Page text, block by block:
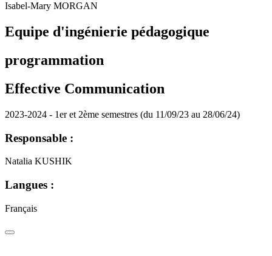
Isabel-Mary MORGAN
Equipe d'ingénierie pédagogique
programmation
Effective Communication
2023-2024 - 1er et 2ème semestres (du 11/09/23 au 28/06/24)
Responsable :
Natalia KUSHIK
Langues :
Français